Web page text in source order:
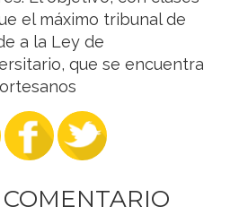
el máximo tribunal de
a la Ley de
que se encuentra